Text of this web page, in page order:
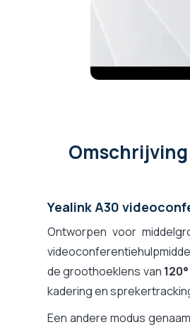
Omschrijving
Yealink A30
Ontworpen voor
de groothoeklens van 120°
kadering en
Een andere modus